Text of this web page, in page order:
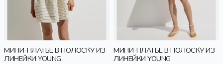
МИНИ-ПЛАТЬЕ В ПОЛОСКУ ИЗ
ЛИНЕЙКИ YOUNG
МИНИ-ПЛАТЬЕ В ПОЛОСКУ ИЗ
ЛИНЕЙКИ YOUNG